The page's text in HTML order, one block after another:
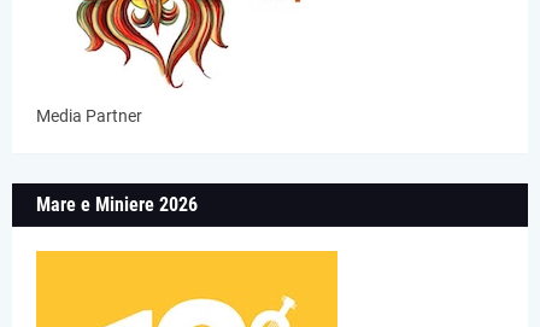
Media Partner
Mare e Miniere 2026